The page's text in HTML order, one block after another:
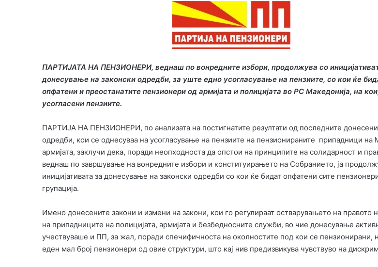
ПАРТИЈАТА НА ПЕНЗИОНЕРИ, веднаш по вонредните избори, продолжува со
донесување на законски одредби, за уште едно усогласување на пензиите, со кои ќе
опфатени и преостанатите пензионери од армијата и полицијата во РС Македонија, на
усогласени пензиите.
ПАРТИЈА НА ПЕНЗИОНЕРИ, по анализата на постигнатите резултати од последните донесени
одредби, кои се однесуваа на усогласување на пензиите на пензионираните припадници на
армијата, заклучи дека, поради неопходноста да опстои на принципите на солидарност и
веднаш по завршување на вонредните избори и конституирањето на Собранието, ја
иницијативата за донесување на законски одредби со кои ќе бидат опфатени сите
групација.
Имено донесените закони и измени на закони, кои го регулираат остварувањето на правото
на припадниците на полицијата, армијата и безбедносните служби, во чие донесување
учествуваше и ПП, за жал, поради спечифичноста на околностите под кои се пензионирани,
еден мал број пензионери од овие структури, што кај нив предизвикува чувствуво на